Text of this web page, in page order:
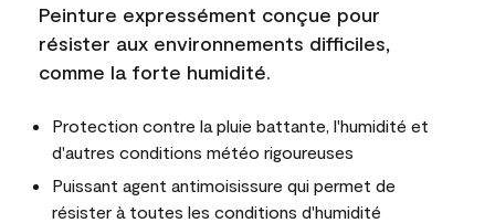
Peinture expressément conçue pour
résister aux environnements difficiles,
comme la forte humidité.
Protection contre la pluie battante, l'humidité et
d'autres conditions météo rigoureuses
Puissant agent antimoisissure qui permet de
résister à toutes les conditions d'humidité